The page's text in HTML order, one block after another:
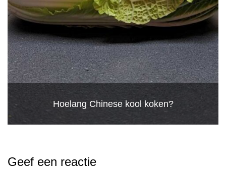
Hoelang Chinese kool koken?
Geef een reactie